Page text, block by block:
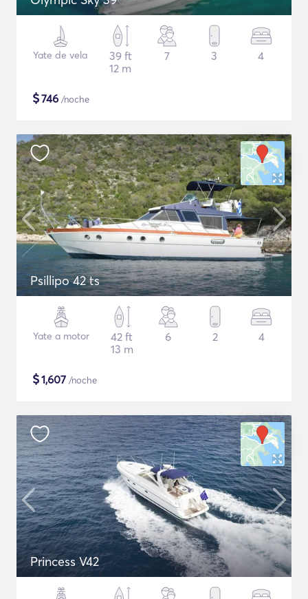
Yate de vela
39 ft
12 m
7 3 4
$746 /noche
Psillipo 42 ts
Yate a motor
42 ft
13 m
6 2 4
$1,607 /noche
Princess V42